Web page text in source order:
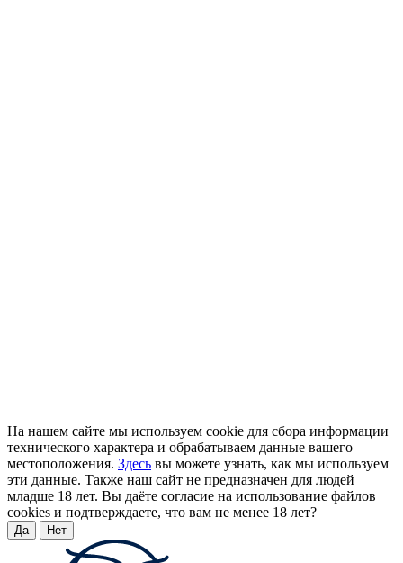
На нашем сайте мы используем cookie для сбора информации
технического характера и обрабатываем данные вашего
местоположения. Здесь вы можете узнать, как мы используем
эти данные. Также наш сайт не предназначен для людей
младше 18 лет. Вы даёте согласие на использование файлов
cookies и подтверждаете, что вам не менее 18 лет?
Да Нет